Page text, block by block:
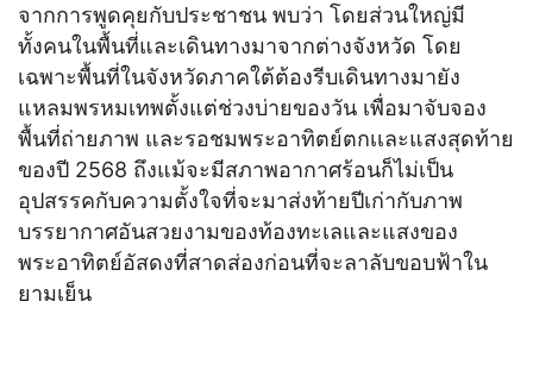
จากการพูดคุยกับประชาชน พบว่า โดยส่วนใหญ่มี
ทั้งคนในพื้นที่และเดินทางมาจากต่างจังหวัด โดย
เฉพาะพื้นที่ในจังหวัดภาคใต้ต้องรีบเดินทางมายัง
แหลมพรหมเทพตั้งแต่ช่วงบ่ายของวัน เพื่อมาจับจอง
พื้นที่ถ่ายภาพ และรอชมพระอาทิตย์ตกเเละแสงสุดท้าย
ของปี 2568 ถึงแม้จะมีสภาพอากาศร้อนก็ไม่เป็น
อุปสรรคกับความตั้งใจที่จะมาส่งท้ายปีเก่ากับภาพ
บรรยากาศอันสวยงามของท้องทะเลและแสงของ
พระอาทิตย์อัสดงที่สาดส่องก่อนที่จะลาลับขอบฟ้าใน
ยามเย็น